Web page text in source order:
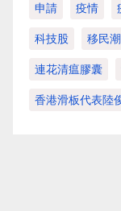
申請 疫情
科技股 移民潮
連花清瘟膠囊
香港滑板代表陸